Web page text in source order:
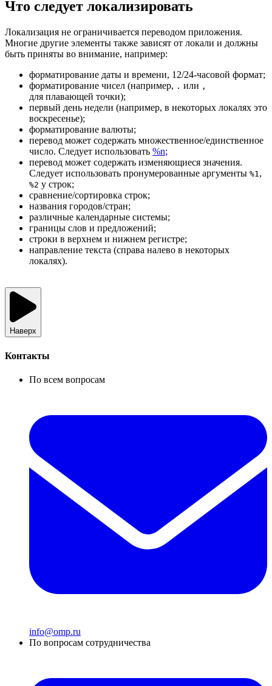
Что следует локализировать
Локализация не ограничивается переводом приложения.
Многие другие элементы также зависят от локали и должны
быть приняты во внимание, например:
форматирование даты и времени, 12/24-часовой формат;
форматирование чисел (например, . или ,
для плавающей точки);
первый день недели (например, в некоторых локалях это
воскресенье);
форматирование валюты;
перевод может содержать множественное/единственное
число. Следует использовать %n;
перевод может содержать изменяющиеся значения.
Следует использовать пронумерованные аргументы %1 ,
%2 у строк;
сравнение/сортировка строк;
названия городов/стран;
различные календарные системы;
границы слов и предложений;
строки в верхнем и нижнем регистре;
направление текста (справа налево в некоторых
локалях).
Наверх
Контакты
По всем вопросам
info@omp.ru
По вопросам сотрудничества